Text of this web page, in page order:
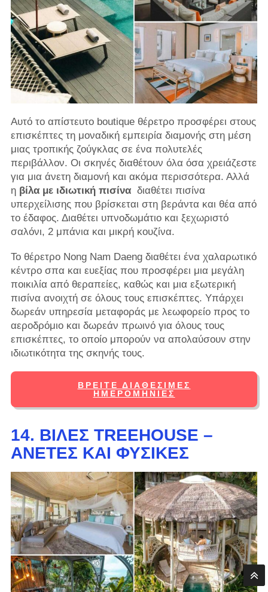
Αυτό το απίστευτο boutique θέρετρο προσφέρει στους
επισκέπτες τη μοναδική εμπειρία διαμονής στη μέση
μιας τροπικής ζούγκλας σε ένα πολυτελές
περιβάλλον. Οι σκηνές διαθέτουν όλα όσα χρειάζεστε
για μια άνετη διαμονή και ακόμα περισσότερα. Αλλά
η βίλα με ιδιωτική πισίναδιαθέτει πισίνα
υπερχείλισης που βρίσκεται στη βεράντα και θέα από
το έδαφος. Διαθέτει υπνοδωμάτιο και ξεχωριστό
σαλόνι, 2 μπάνια και μικρή κουζίνα.
Το θέρετρο Nong Nam Daeng διαθέτει ένα χαλαρωτικό
κέντρο σπα και ευεξίας που προσφέρει μια μεγάλη
ποικιλία από θεραπείες, καθώς και μια εξωτερική
πισίνα ανοιχτή σε όλους τους επισκέπτες. Υπάρχει
δωρεάν υπηρεσία μεταφοράς με λεωφορείο προς το
αεροδρόμιο και δωρεάν πρωινό για όλους τους
επισκέπτες, το οποίο μπορούν να απολαύσουν στην
ιδιωτικότητα της σκηνής τους.
ΒΡΕΊΤΕ ΔΙΑΘΈΣΙΜΕΣ
ΗΜΕΡΟΜΗΝΊΕΣ
14. ΒΊΛΕΣ TREEHOUSE –
ΆΝΕΤΕΣ ΚΑΙ ΦΥΣΙΚΈΣ